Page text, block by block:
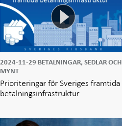
2024-11-29 BETALNINGAR, SEDLAR OCH
MYNT
Prioriteringar för Sveriges framtida
betalningsinfrastruktur